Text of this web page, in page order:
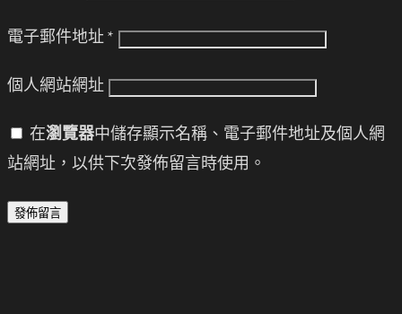
電子郵件地址 *
個人網站網址
在瀏覽器中儲存顯示名稱、電子郵件地址及個人網
站網址，以供下次發佈留言時使用。